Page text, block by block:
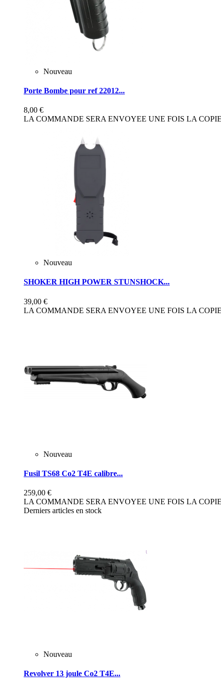
Nouveau
Porte Bombe pour ref 22012...
8,00 €
LA COMMANDE SERA ENVOYEE UNE FOIS LA
Nouveau
SHOKER HIGH POWER STUNSHOCK...
39,00 €
LA COMMANDE SERA ENVOYEE UNE FOIS LA
Nouveau
Fusil TS68 Co2 T4E calibre...
259,00 €
LA COMMANDE SERA ENVOYEE UNE FOIS LA
Derniers articles en stock
Nouveau
Revolver 13 joule Co2 T4E...